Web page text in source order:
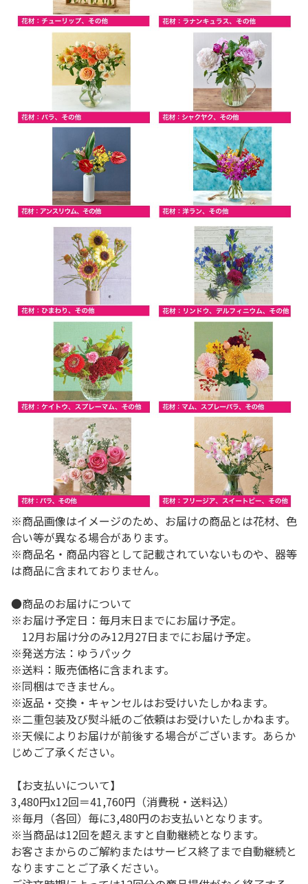
※商品画像はイメージのため、お届けの商品とは花材、色
合い等が異なる場合があります。
※商品名・商品内容として記載されていないものや、器等
は商品に含まれておりません。
●商品のお届けについて
※お届け予定日：毎月末日までにお届け予定。
12月お届け分のみ12月27日までにお届け予定。
※発送方法：ゆうパック
※送料：販売価格に含まれます。
※同梱はできません。
※返品・交換・キャンセルはお受けいたしかねます。
※二重包装及び熨斗紙のご依頼はお受けいたしかねます。
※天候によりお届けが前後する場合がございます。あらか
じめご了承ください。
【お支払いについて】
3,480円x12回＝41,760円（消費税・送料込）
※毎月（各回）毎に3,480円のお支払いとなります。
※当商品は12回を超えますと自動継続となります。
お客さまからのご解約またはサービス終了まで自動継続と
なりますことご了承ください。